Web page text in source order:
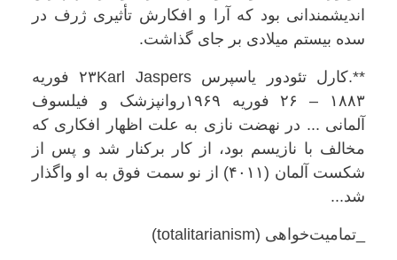
اندیشمندانی بود که آرا و افکارش تأثیری ژرف در
سده بیستم میلادی بر جای گذاشت.
**.کارل تئودور یاسپرس ۲۳Karl Jaspers
فوریه
۱۸۸۳ – ۲۶ فوریه ۱۹۶۹روانپزشک و فیلسوف
آلمانی ... در نهضت نازی به علت اظهار افکاری که
مخالف با نازیسم بود، از کار برکنار شد و پس از
شکست آلمان (۴۰۱۱) از نو س
مت فوق به او واگذار
شد...
_تمامیت‌خواهی ( totalitarianism
)